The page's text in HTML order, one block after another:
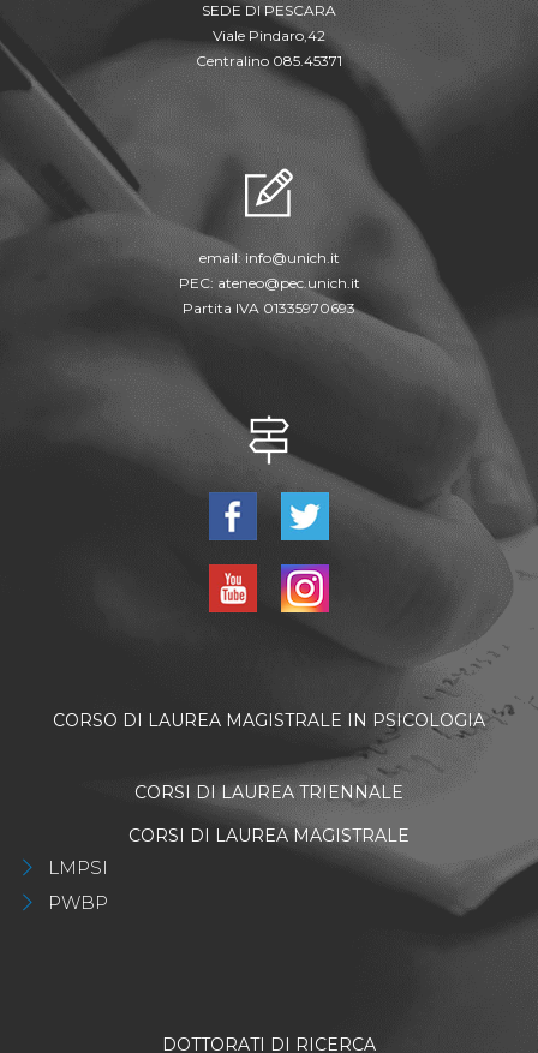
SEDE DI PESCARA
Viale Pindaro,42
Centralino 085.45371
email: info@unich.it
PEC: ateneo@pec.unich.it
Partita IVA 01335970693
CORSO DI LAUREA MAGISTRALE IN PSICOLOGIA
CORSI DI LAUREA TRIENNALE
CORSI DI LAUREA MAGISTRALE
LMPSI
PWBP
DOTTORATI DI RICERCA